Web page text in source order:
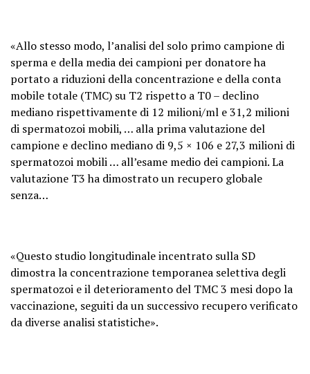
«Allo stesso modo, l’analisi del solo primo campione di
sperma e della media dei campioni per donatore ha
portato a riduzioni della concentrazione e della conta
mobile totale (TMC) su T2 rispetto a T0 – declino
mediano rispettivamente di 12 milioni/ml e 31,2 milioni
di spermatozoi mobili, … alla prima valutazione del
campione e declino mediano di 9,5 × 106 e 27,3 milioni di
spermatozoi mobili … all’esame medio dei campioni. La
valutazione T3 ha dimostrato un recupero globale
senza…
«Questo studio longitudinale incentrato sulla SD
dimostra la concentrazione temporanea selettiva degli
spermatozoi e il deterioramento del TMC 3 mesi dopo la
vaccinazione, seguiti da un successivo recupero verificato
da diverse analisi statistiche».